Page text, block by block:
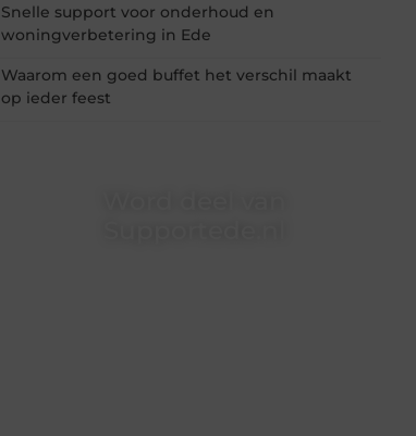
Snelle support voor onderhoud en
woningverbetering in Ede
Waarom een goed buffet het verschil maakt
op ieder feest